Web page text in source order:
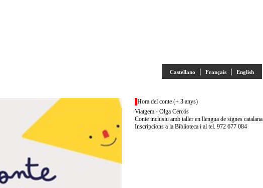
Castellano | Français | English
Hora del conte (+ 3 anys)
Viatgem · Olga Cercós
Conte inclusiu amb taller en llengua de signes catalana
Inscripcions a la Biblioteca i al tel. 972 677 084